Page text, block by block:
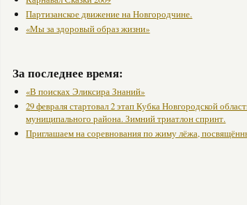
Партизанское движение на Новгородчине.
«Мы за здоровый образ жизни»
За последнее время:
«В поисках Эликсира Знаний»
29 февраля стартовал 2 этап Кубка Новгородской
муниципального района. Зимний триатлон спринт.
Приглашаем на соревнования по жиму лёжа,